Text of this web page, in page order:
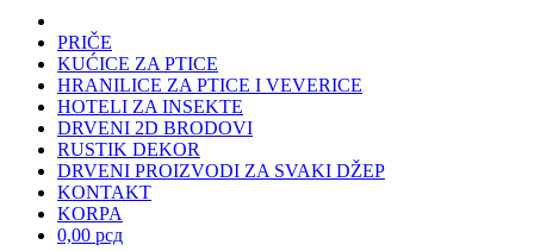
PRIČE
KUĆICE ZA PTICE
HRANILICE ZA PTICE I VEVERICE
HOTELI ZA INSEKTE
DRVENI 2D BRODOVI
RUSTIK DEKOR
DRVENI PROIZVODI ZA SVAKI DŽEP
KONTAKT
KORPA
0,00 рсд